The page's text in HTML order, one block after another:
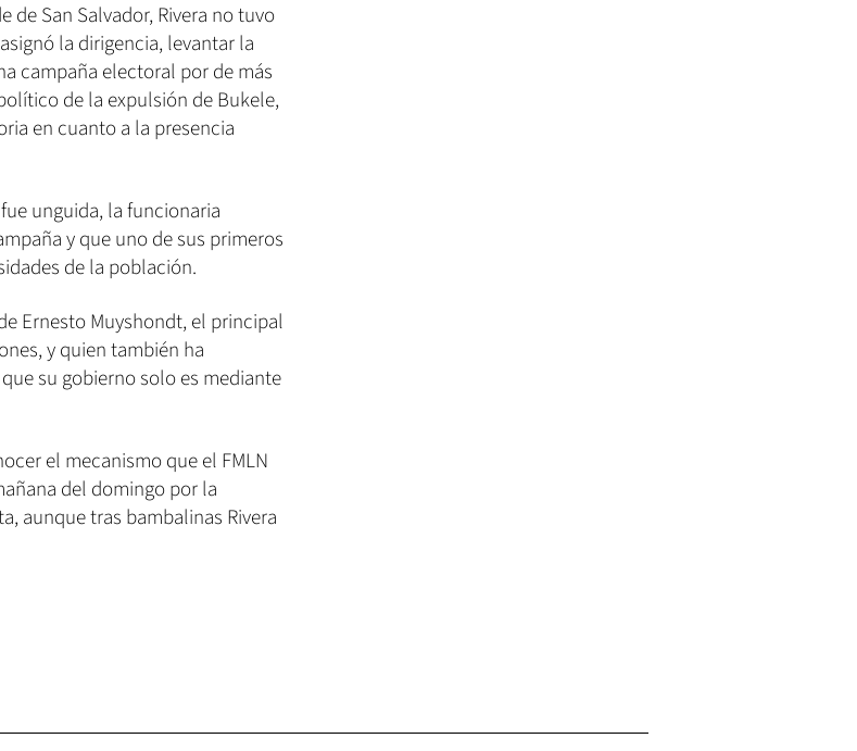
San Salvador, Rivera no tuvo
la dirigencia, levantar la
campaña electoral por de más
de la expulsión de Bukele,
en cuanto a la presencia
unguida, la funcionaria
y que uno de sus primeros
de la población.
Ernesto Muyshondt, el principal
y quien también ha
su gobierno solo es mediante
el mecanismo que el FMLN
del domingo por la
aunque tras bambalinas Rivera